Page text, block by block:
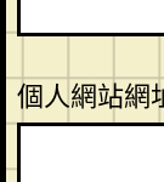
個人網站網